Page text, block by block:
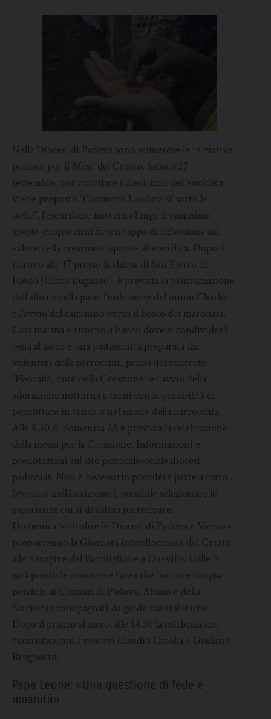
Nella Diocesi di Padova sono numerose le iniziative
pensate per il Mese del Creato. Sabato 27
settembre, per ricordare i dieci anni dell’enciclica
viene proposto “Cammino Laudato si’ sotto le
stelle”, l’escursione notturna lungo il cammino
aperto cinque anni fa con tappe di riflessione sul
valore della creazione ispirate all’enciclica. Dopo il
ritrovo alle 17 presso la chiesa di San Pietro di
Faedo (Cinto Euganeo), è prevista la piantumazione
dell’albero della pace, l’esibizione del mimo Charlie
e l’avvio del cammino verso il bosco dei maronari,
Casa marina e ritorno a Faedo dove si condividerà
cena al sacco e una pastasciutta preparata dai
volontari della parrocchia, prima del concerto
“Heóraka, note della Creazione” e l’avvio della
adorazione notturna a turni con la possibilità di
pernottare in tenda o nel salone della parrocchia.
Alle 8.30 di domenica 28 è prevista la celebrazione
della messa per la Creazione. Informazioni e
prenotazioni sul sito pastoralesociale.diocesi
padova.it. Non è necessario prendere parte a tutto
l’evento: nell’iscrizione è possibile selezionare le
esperienze cui si desidera partecipare.
Domenica 5 ottobre le Diocesi di Padova e Vicenza
proporranno la Giornata interdiocesana del Creato
alle risorgive del Bacchiglione a Dueville. Dalle 9
sarà possibile conoscere l’area che fornisce l’acqua
potabile ai Comuni di Padova, Abano e della
Saccisica accompagnati da guide naturalistiche.
Dopo il pranzo al sacco, alle 14.30 la celebrazione
eucaristica con i vescovi Claudio Cipolla e Giuliano
Brugnotto.
Papa Leone: «Una questione di fede e
umanità»